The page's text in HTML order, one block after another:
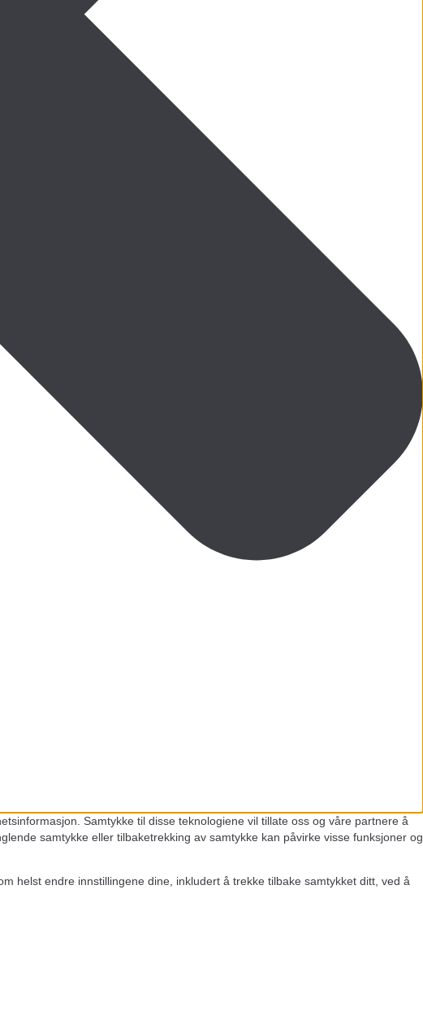
Samtykke til disse teknologiene vil tillate oss og våre partnere å
samtykke eller tilbaketrekking av samtykke kan påvirke visse funksjoner og
helst endre innstillingene dine, inkludert å trekke tilbake samtykket ditt, ved å